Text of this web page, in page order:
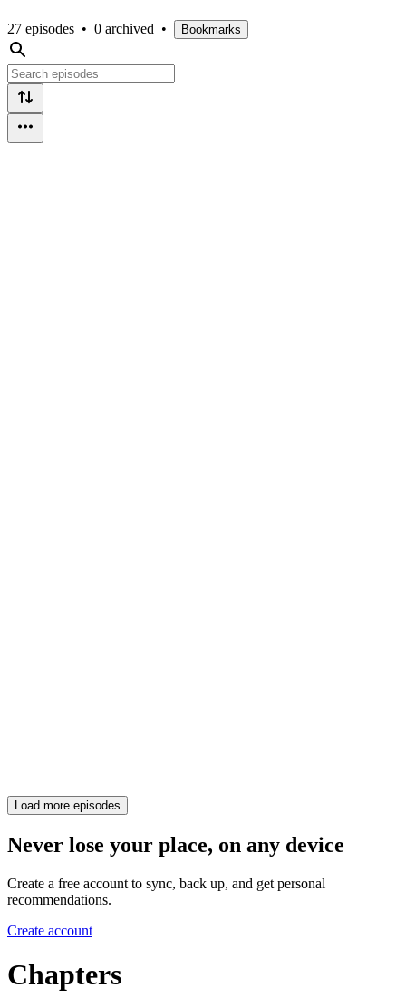
27 episodes • 0 archived • Bookmarks
Load more episodes
Never lose your place, on any device
Create a free account to sync, back up, and get personal
recommendations.
Create account
Chapters